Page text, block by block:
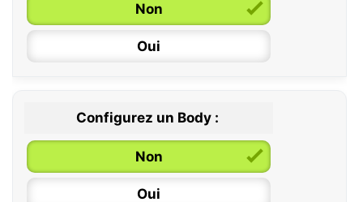
Non
Oui
Configurez un Body :
Non
Oui